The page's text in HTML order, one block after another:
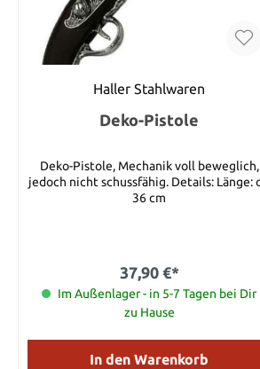
Haller Stahlwaren
Deko-Pistole
Deko-Pistole, Mechanik voll beweglich,
jedoch nicht schussfähig. Details: Länge: ca.
36 cm
37,90 €*
Im Außenlager - in 5-7 Tagen bei Dir
zu Hause
In den Warenkorb